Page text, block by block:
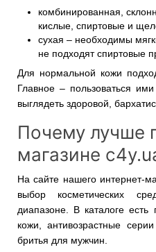
комбинированная,
кислые, спиртовые и
сухая – необходимы
не подходят спиртовые
Для нормальной кожи
Главное – пользоваться
выглядеть здоровой,
Почему лучше
магазине
На сайте нашего интернет-
выбор косметических
диапазоне. В каталоге
кожи, антивозрастные
бритья для мужчин.